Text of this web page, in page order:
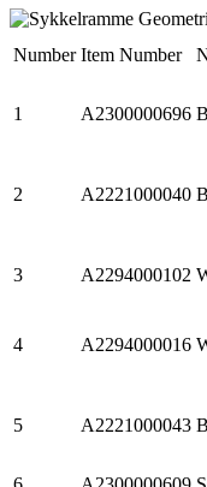
Number Item Number
1 A2300000696
2 A2221000040
3 A2294000102
4 A2294000016
5 A2221000043